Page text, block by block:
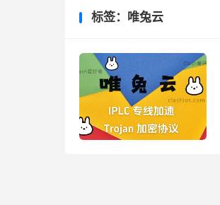
标签：唯兔云